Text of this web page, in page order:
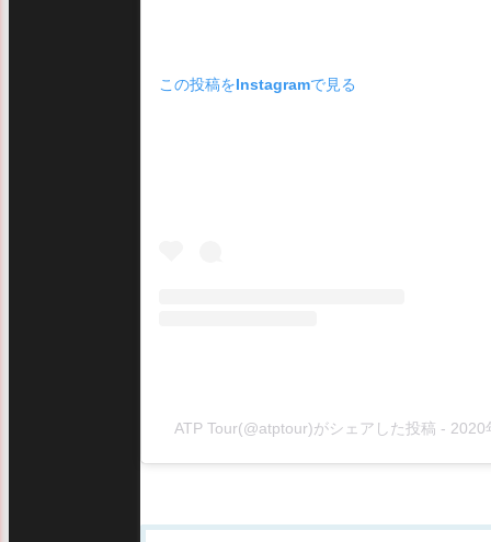
この投稿をInstagramで見る
ATP Tour(@atptour)がシェアした投稿 - 2020